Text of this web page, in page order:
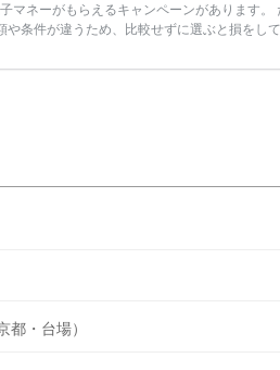
マネーがもらえるキャンペーンがあります。
や条件が違うため、比較せずに選ぶと損をし
を公開！ 比較サイト：プラコレ、ゼクシィ、
都・台場）